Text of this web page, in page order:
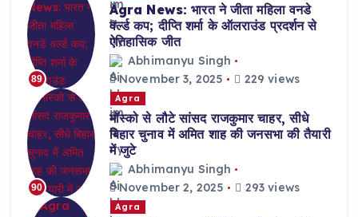
89
Agra News: भारत ने जीता महिला वनडे
वर्ल्ड कप; दीप्ति शर्मा के ऑलराउंड प्रदर्शन से
ऐतिहासिक जीत
Abhimanyu Singh
November 3, 2025
229 views
90
Agra
मॉस्को से लौटे सांसद राजकुमार चाहर, सीधे
बिहार चुनाव में अमित शाह की जनसभा की तैयारी
में जुटे
Abhimanyu Singh
November 2, 2025
293 views
Agra